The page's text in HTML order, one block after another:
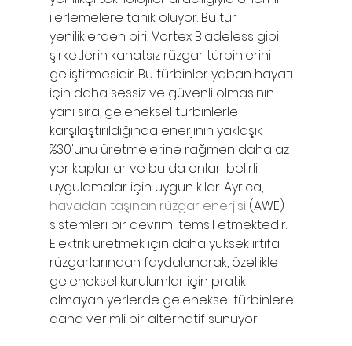
ilerlemelere tanık oluyor. Bu tür
yeniliklerden biri, Vortex Bladeless gibi
şirketlerin kanatsız rüzgar türbinlerini
geliştirmesidir. Bu türbinler yaban hayatı
için daha sessiz ve güvenli olmasının
yanı sıra, geleneksel türbinlerle
karşılaştırıldığında enerjinin yaklaşık
%30'unu üretmelerine rağmen daha az
yer kaplarlar ve bu da onları belirli
uygulamalar için uygun kılar. Ayrıca,
havadan taşınan rüzgar enerjisi (AWE)
sistemleri bir devrimi temsil etmektedir.
Elektrik üretmek için daha yüksek irtifa
rüzgarlarından faydalanarak, özellikle
geleneksel kurulumlar için pratik
olmayan yerlerde geleneksel türbinlere
daha verimli bir alternatif sunuyor.